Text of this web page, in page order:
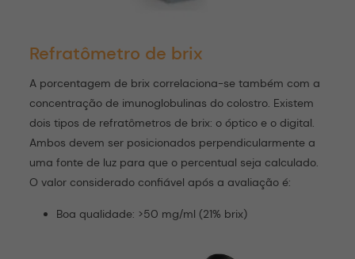
Refratômetro de brix
A porcentagem de brix correlaciona-se também com a
concentração de imunoglobulinas do colostro. Existem
dois tipos de refratômetros de brix: o óptico e o digital.
Ambos devem ser posicionados perpendicularmente a
uma fonte de luz para que o percentual seja calculado.
O valor considerado confiável após a avaliação é:
Boa qualidade: >50 mg/ml (21% brix)